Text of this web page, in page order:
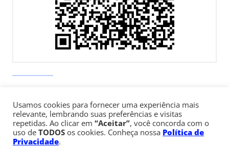
Telefone:+55 (11) 3170-5600
© Copyright 1947 - 2026 Faculdade Cásper Líbero
Usamos cookies para fornecer uma experiência mais
relevante, lembrando suas preferências e visitas
repetidas. Ao clicar em “Aceitar”, você concorda com o
uso de TODOS os cookies. Conheça nossa Política de
Privacidade.